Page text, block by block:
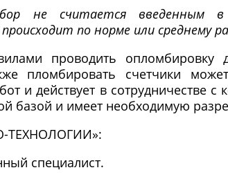
не считается введенным в
по норме или среднему
проводить
пломбировать счетчики
и действует в
базой и имеет необходимую
ТЕХНОЛОГИИ»:
специалист.